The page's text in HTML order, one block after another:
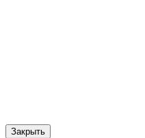
Закрыть